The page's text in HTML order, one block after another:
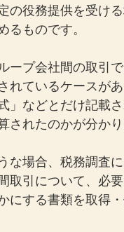
の役務提供を受け
るものです。
ープ会社間の取引
れているケースが
」などとだけ記載
されたのかが分か
な場合、税務調査
取引について、必
にする書類を取得